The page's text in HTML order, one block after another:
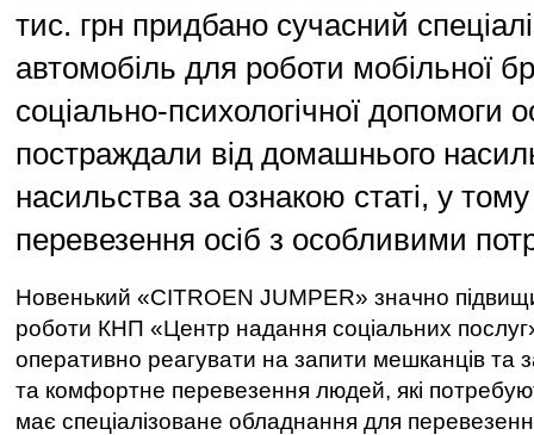
тис. грн придбано сучасний
автомобіль для роботи мобільної
соціально-психологічної допомоги
постраждали від домашнього
насильства за ознакою статі, у
перевезення осіб з особливими
Новенький «CITROEN JUMPER» значно
роботи КНП «Центр надання соціальних
оперативно реагувати на запити мешканців та
та комфортне перевезення людей, які
має спеціалізоване обладнання для